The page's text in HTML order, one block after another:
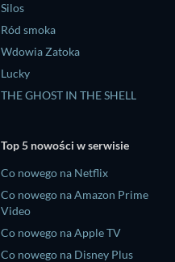
Silos
Ród smoka
Wdowia Zatoka
Lucky
THE GHOST IN THE SHELL
Top 5 nowości w serwisie
Co nowego na Netflix
Co nowego na Amazon Prime
Video
Co nowego na Apple TV
Co nowego na Disney Plus